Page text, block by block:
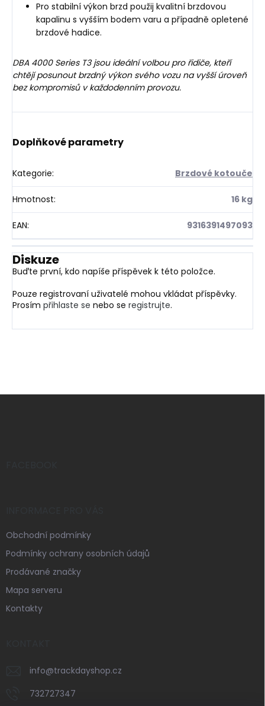
Pro stabilní výkon brzd použij kvalitní brzdovou
kapalinu s vyšším bodem varu a případně opletené
brzdové hadice.
DBA 4000 Series T3 jsou ideální volbou pro řidiče, kteří
chtějí posunout brzdný výkon svého vozu na vyšší úroveň
bez kompromisů v každodenním provozu.
Doplňkové parametry
Kategorie: Brzdové kotouče
Hmotnost: 16 kg
EAN: 9316391497093
Diskuze
Buďte první, kdo napíše příspěvek k této položce.
Pouze registrovaní uživatelé mohou vkládat příspěvky.
Prosím přihlaste se nebo se registrujte.
Obchodní podmínky
Podmínky ochrany osobních údajů
Prodávané značky
Mapa serveru
Kontakty
info@trackdayshop.cz
732727347